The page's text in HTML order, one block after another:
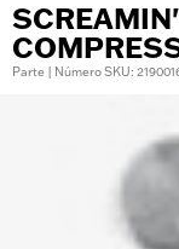
Parte | Número SKU: